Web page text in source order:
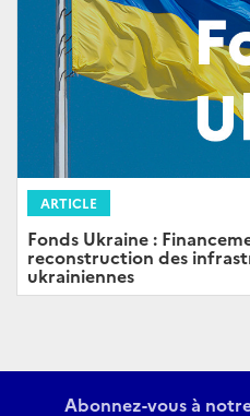
ARTICLE
Fonds Ukraine :
reconstruction des
ukrainiennes
Abonnez-vous à